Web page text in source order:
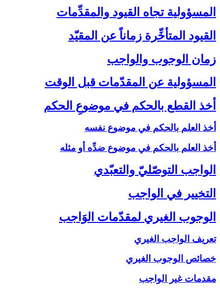
المسؤولية تجاه القيود والمقدِّمات‏
القيود المتأخِّرة زماناً عن المقيّد
زمان الوجوب والواجب‏
المسؤولية عن المقدّمات قبل الوقت‏
أخذ القطع بالحكم في موضوعِ الحكم‏
أخذ العلم بالحكم في موضوع نفسه
أخذ العلم بالحكم في موضوع ضدِّه أو مثله
الواجب التوصّليّ والتعبّدي‏
التخيير في الواجب‏
الوجوب الغيري لمقدّمات الوَاجب‏
تعريف الواجب الغيري
خصائص الوجوب الغيري
مقدمات غير الواجب